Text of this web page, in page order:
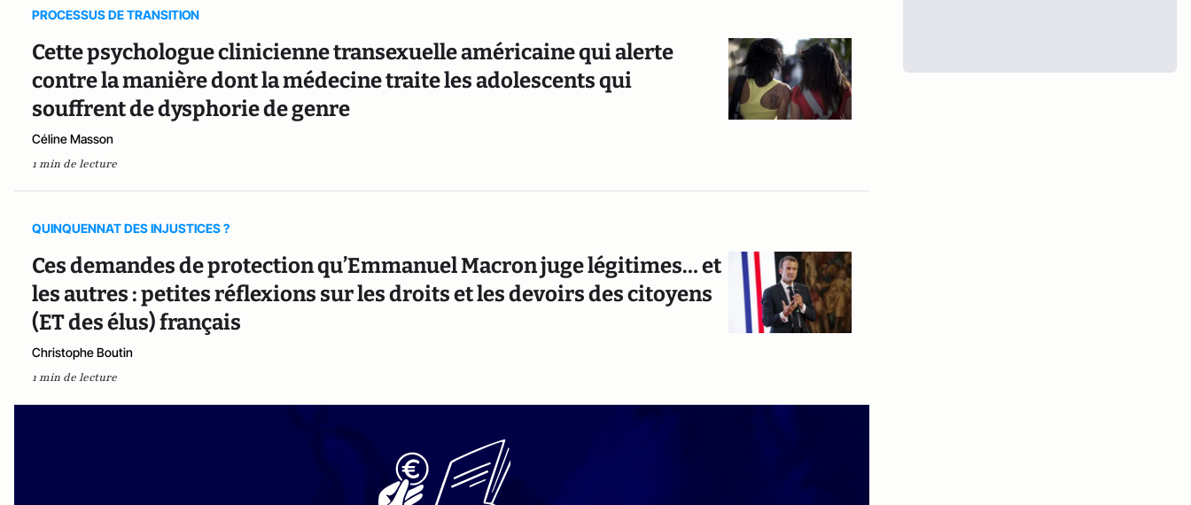
PROCESSUS DE TRANSITION
Cette psychologue clinicienne transexuelle américaine qui alerte
contre la manière dont la médecine traite les adolescents qui
souffrent de dysphorie de genre
Céline Masson
1 min de lecture
QUINQUENNAT DES INJUSTICES ?
Ces demandes de protection qu’Emmanuel Macron juge légitimes… et
les autres : petites réflexions sur les droits et les devoirs des citoyens
(ET des élus) français
Christophe Boutin
1 min de lecture